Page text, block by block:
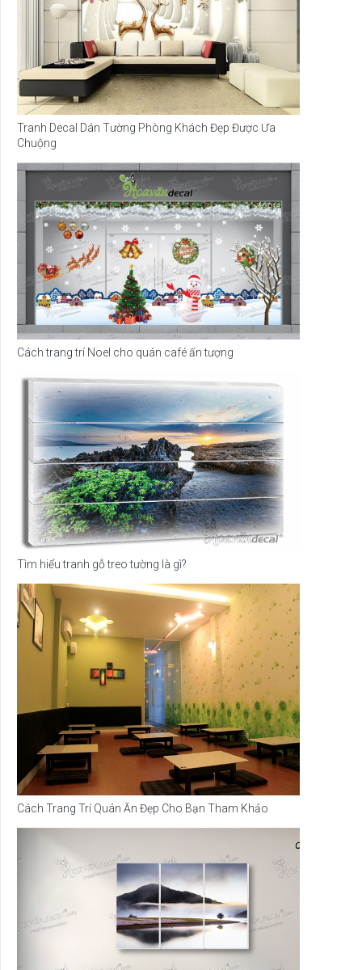
Tranh Decal Dán Tường Phòng Khách Đẹp Được Ưa
Chuộng
Cách trang trí Noel cho quán café ấn tượng
Tìm hiểu tranh gỗ treo tường là gì?
Cách Trang Trí Quán Ăn Đẹp Cho Bạn Tham Khảo